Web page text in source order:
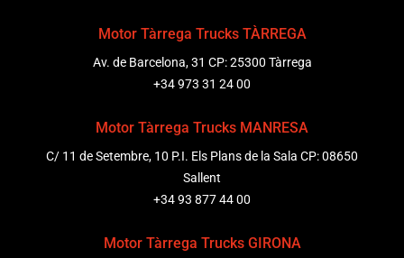
Motor Tàrrega Trucks TÀRREGA
Av. de Barcelona, 31 CP: 25300 Tàrrega
+34 973 31 24 00
Motor Tàrrega Trucks MANRESA
C/ 11 de Setembre, 10 P.I. Els Plans de la Sala CP: 08650
Sallent
+34 93 877 44 00
Motor Tàrrega Trucks GIRONA